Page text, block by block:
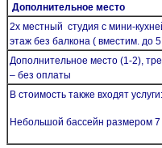
Дополнительное место
2х местный студия с мини-
этаж без балкона ( вместим. до
Дополнительное место (1-2),
– без оплаты
В стоимость также входят
Небольшой бассейн размером 7